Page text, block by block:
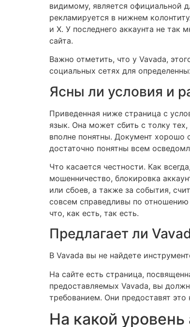
видимому, является официальной
рекламируется в нижнем
и X. У последнего аккаунта не так
сайта.
Важно отметить, что у Vavada,
социальных сетях для
Ясны ли условия и
Приведенная ниже страница с
язык. Она может сбить с толку
вполне понятны. Документ
достаточно понятны всем
Что касается честности. Как
мошенничество, блокировка
или сбоев, а также за события,
совсем справедливы по
что, как есть, так есть.
Предлагает ли
В Vavada вы не найдете
На сайте есть страница,
предоставляемых Vavada, вы
требованием. Они предоставят
На какой